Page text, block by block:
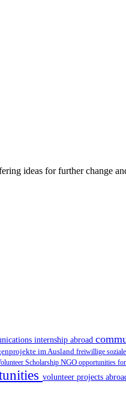
ideas for further change
internship abroad
im Ausland freiwillige
Scholarship NGO opportunities
volunteer projects